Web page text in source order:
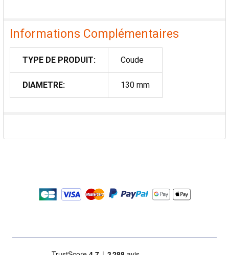
Informations Complémentaires
TYPE DE PRODUIT: Coude
DIAMETRE: 130 mm